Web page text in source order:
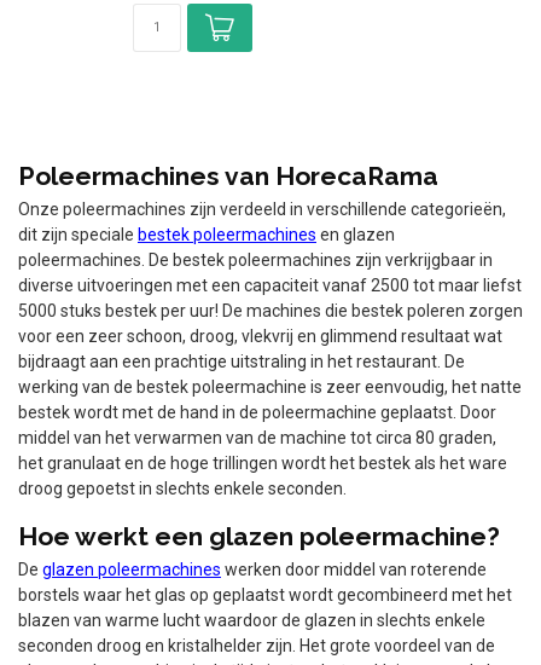
Poleermachines van HorecaRama
Onze poleermachines zijn verdeeld in verschillende categorieën,
dit zijn speciale bestek poleermachines en glazen
poleermachines. De bestek poleermachines zijn verkrijgbaar in
diverse uitvoeringen met een capaciteit vanaf 2500 tot maar liefst
5000 stuks bestek per uur! De machines die bestek poleren zorgen
voor een zeer schoon, droog, vlekvrij en glimmend resultaat wat
bijdraagt aan een prachtige uitstraling in het restaurant. De
werking van de bestek poleermachine is zeer eenvoudig, het natte
bestek wordt met de hand in de poleermachine geplaatst. Door
middel van het verwarmen van de machine tot circa 80 graden,
het granulaat en de hoge trillingen wordt het bestek als het ware
droog gepoetst in slechts enkele seconden.
Hoe werkt een glazen poleermachine?
De glazen poleermachines werken door middel van roterende
borstels waar het glas op geplaatst wordt gecombineerd met het
blazen van warme lucht waardoor de glazen in slechts enkele
seconden droog en kristalhelder zijn. Het grote voordeel van de